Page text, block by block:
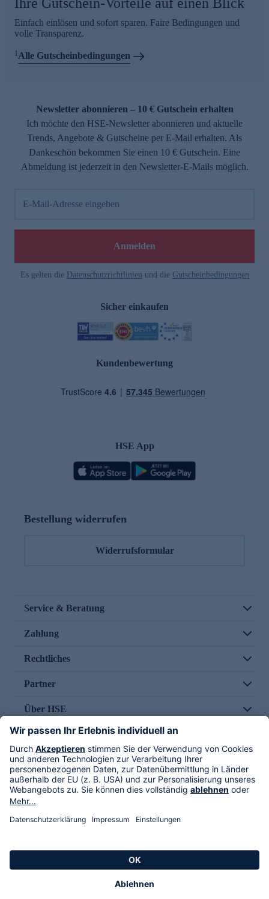
Einfach einlösen und sofort sparen. Faire Bedingungen und
volle Transparenz.
1Alle Gutscheinbedingungen
Newsletter abonnieren – 10 € Gutschein erhalten
Ich möchte den HSE-Newsletter abonnieren und aktuelle
Trends, Angebote & Gutscheine per E-Mail erhalten. Als
Dankeschön bekommen Sie einen 10 € Gutschein. Eine
Abmeldung ist jederzeit in den Newsletter-E-Mails möglich.
E-Mail-Adresse eingeben
Anmelden
Es gelten die Datenschutzrichtlinien und die Gutscheinbedingungen
Sicher einkaufen
Kundenbewertung
HSE App
Bestellung widerrufen
Widerrufsformular
Service & Beratung
Zahlung
Rechtliches
Partner
Über HSE
Im TV
HSE International